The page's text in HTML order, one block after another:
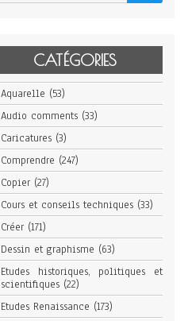
CATÉGORIES
Aquarelle (53)
Audio comments(33)
Caricatures(3)
Comprendre (247)
Copier(27)
Cours et conseils techniques(33)
Créer(171)
Dessin et graphisme (63)
Etudes historiques, politiques et
scientifiques(22)
Etudes Renaissance (173)